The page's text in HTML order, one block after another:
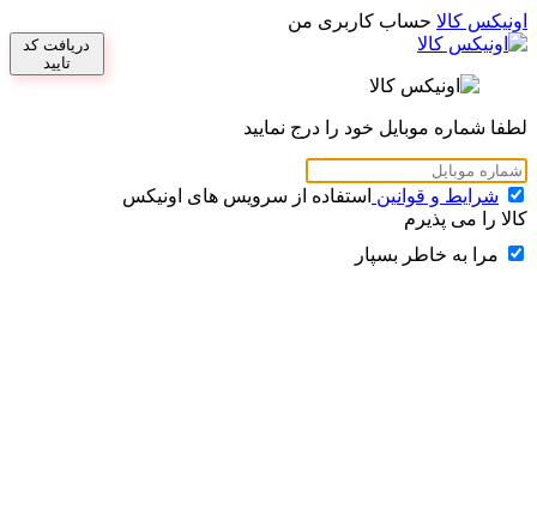
اونیکس کالا حساب کاربری من
لطفا شماره موبایل خود را درج نمایید
شرایط و قوانین استفاده از سرویس های اونیکس
کالا را می پذیرم
مرا به خاطر بسپار
دریافت کد
تایید